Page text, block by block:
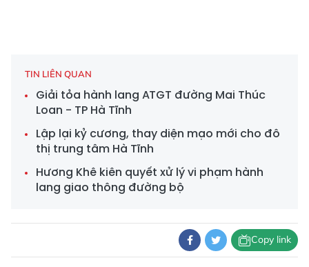
TIN LIÊN QUAN
Giải tỏa hành lang ATGT đường Mai Thúc
Loan - TP Hà Tĩnh
Lập lại kỷ cương, thay diện mạo mới cho đô
thị trung tâm Hà Tĩnh
Hương Khê kiên quyết xử lý vi phạm hành
lang giao thông đường bộ
Copy link